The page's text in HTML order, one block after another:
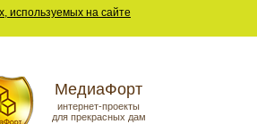
используемых на сайте
МедиаФорт
интернет-проекты
для прекрасных дам